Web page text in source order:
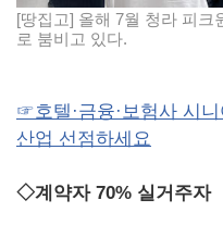
[땅집고] 올해 7월 청라 피크
로 붐비고 있다.
☞호텔·금융·보험사 시
산업 선점하세요
◇계약자 70% 실거주자